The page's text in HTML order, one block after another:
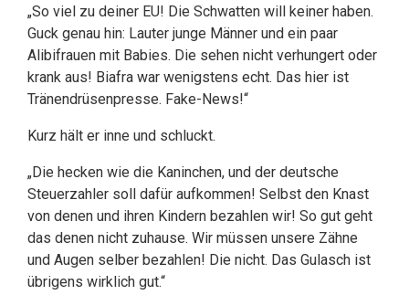
„So viel zu deiner EU! Die Schwatten will keiner haben.
Guck genau hin: Lauter junge Männer und ein paar
Alibifrauen mit Babies. Die sehen nicht verhungert oder
krank aus! Biafra war wenigstens echt. Das hier ist
Tränendrüsenpresse. Fake-News!“
Kurz hält er inne und schluckt.
„Die hecken wie die Kaninchen, und der deutsche
Steuerzahler soll dafür aufkommen! Selbst den Knast
von denen und ihren Kindern bezahlen wir! So gut geht
das denen nicht zuhause. Wir müssen unsere Zähne
und Augen selber bezahlen! Die nicht. Das Gulasch ist
übrigens wirklich gut.“